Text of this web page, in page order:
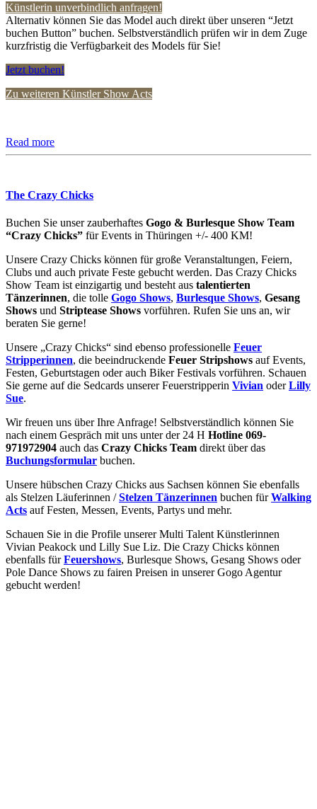
Künstlerin unverbindlich anfragen!
Alternativ können Sie das Model auch direkt über unseren “Jetzt
buchen Button” buchen. Selbstverständlich prüfen wir in dem Zuge
kurzfristig die Verfügbarkeit des Models für Sie!
Jetzt buchen!
Zu weiteren Künstler Show Acts
Read more
The Crazy Chicks
Buchen Sie unser zauberhaftes Gogo & Burlesque Show Team
“Crazy Chicks” für Events in Thüringen +/- 400 KM!
Unsere Crazy Chicks können für große Veranstaltungen, Feiern,
Clubs und auch private Feste gebucht werden. Das Crazy Chicks
Show Team ist einzigartig und besteht aus talentierten
Tänzerinnen, die tolle Gogo Shows, Burlesque Shows, Gesang
Shows und Striptease Shows vorführen. Rufen Sie uns an, wir
beraten Sie gerne!
Unsere „Crazy Chicks“ sind ebenso professionelle Feuer
Stripperinnen, die beeindruckende Feuer Stripshows auf Events,
Festen, Geburtstagen oder auch Biker Festivals vorführen. Schauen
Sie gerne auf die Sedcards unserer Feuerstripperin Vivian oderLilly
Sue.
Wir freuen uns über Ihre Anfrage! Selbstverständlich können Sie
nach einem Gespräch mit uns unter der 24 H Hotline 069-
971972904 auch das Crazy Chicks Team direkt über das
Buchungsformular buchen.
Unsere hübschen Crazy Chicks aus Sachsen können Sie ebenfalls
als Stelzen Läuferinnen /Stelzen Tänzerinnen buchen fürWalking
Acts auf Festen, Messen, Events, Partys und mehr.
Schauen Sie in die Profile unserer Multi Talent Künstlerinnen
Vivian Peakock und Lilly Sue Liz. Die Crazy Chicks können
ebenfalls fürFeuershows, Burlesque Shows, Gesang Shows oder
Pole Dance Shows zu fairen Preisen in unserer Gogo Agentur
gebucht werden!